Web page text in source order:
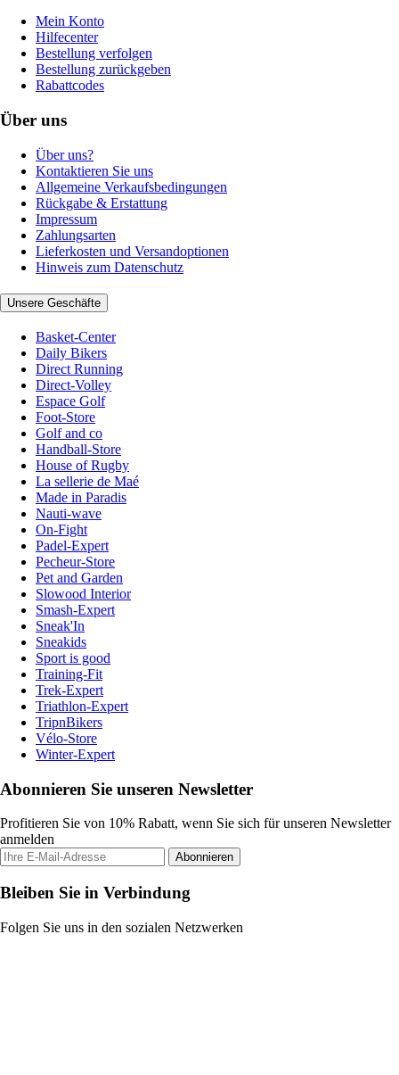
Mein Konto
Hilfecenter
Bestellung verfolgen
Bestellung zurückgeben
Rabattcodes
Über uns
Über uns?
Kontaktieren Sie uns
Allgemeine Verkaufsbedingungen
Rückgabe & Erstattung
Impressum
Zahlungsarten
Lieferkosten und Versandoptionen
Hinweis zum Datenschutz
Unsere Geschäfte
Basket-Center
Daily Bikers
Direct Running
Direct-Volley
Espace Golf
Foot-Store
Golf and co
Handball-Store
House of Rugby
La sellerie de Maé
Made in Paradis
Nauti-wave
On-Fight
Padel-Expert
Pecheur-Store
Pet and Garden
Slowood Interior
Smash-Expert
Sneak'In
Sneakids
Sport is good
Training-Fit
Trek-Expert
Triathlon-Expert
TripnBikers
Vélo-Store
Winter-Expert
Abonnieren Sie unseren Newsletter
Profitieren Sie von 10% Rabatt, wenn Sie sich für unseren Newsletter
anmelden
Abonnieren
Bleiben Sie in Verbindung
Folgen Sie uns in den sozialen Netzwerken